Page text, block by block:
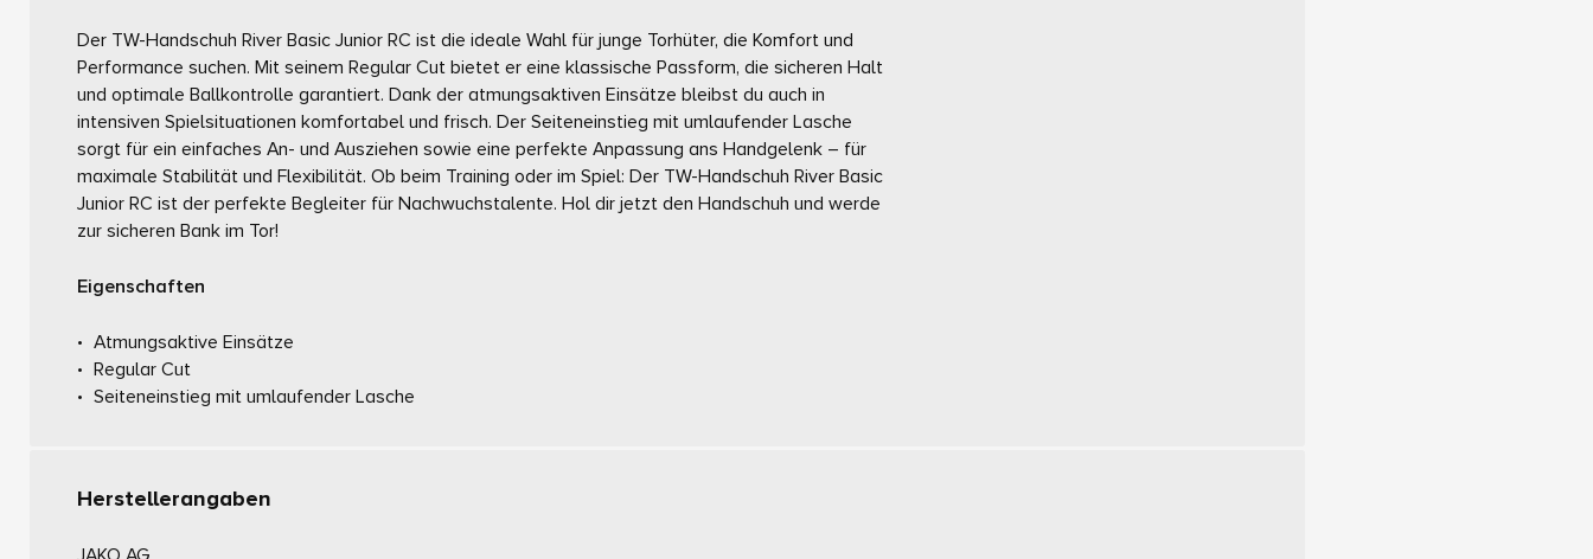
Der TW-Handschuh River Basic Junior RC ist die ideale Wahl für junge Torhüter, die Komfort und
Performance suchen. Mit seinem Regular Cut bietet er eine klassische Passform, die sicheren Halt
und optimale Ballkontrolle garantiert. Dank der atmungsaktiven Einsätze bleibst du auch in
intensiven Spielsituationen komfortabel und frisch. Der Seiteneinstieg mit umlaufender Lasche
sorgt für ein einfaches An- und Ausziehen sowie eine perfekte Anpassung ans Handgelenk – für
maximale Stabilität und Flexibilität. Ob beim Training oder im Spiel: Der TW-Handschuh River Basic
Junior RC ist der perfekte Begleiter für Nachwuchstalente. Hol dir jetzt den Handschuh und werde
zur sicheren Bank im Tor!
Eigenschaften
Atmungsaktive Einsätze
Regular Cut
Seiteneinstieg mit umlaufender Lasche
Herstellerangaben